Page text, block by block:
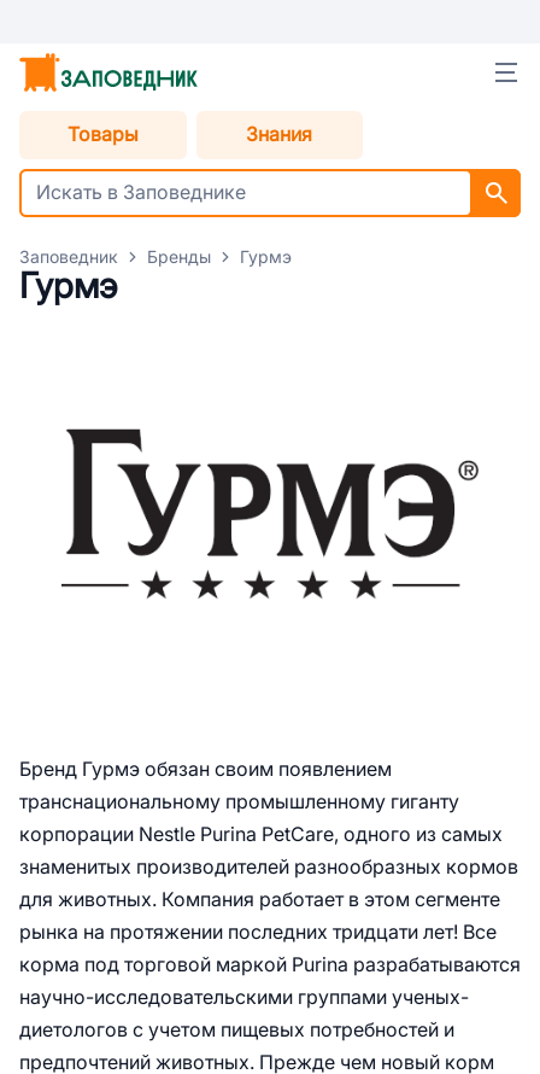
Товары Знания
Заповедник Бренды Гурмэ
Гурмэ
Бренд Гурмэ обязан своим появлением
транснациональному промышленному гиганту
корпорации Nestle Purina PetCare, одного из самых
знаменитых производителей разнообразных кормов
для животных. Компания работает в этом сегменте
рынка на протяжении последних тридцати лет! Все
корма под торговой маркой Purina разрабатываются
научно-исследовательскими группами ученых-
диетологов с учетом пищевых потребностей и
предпочтений животных. Прежде чем новый корм